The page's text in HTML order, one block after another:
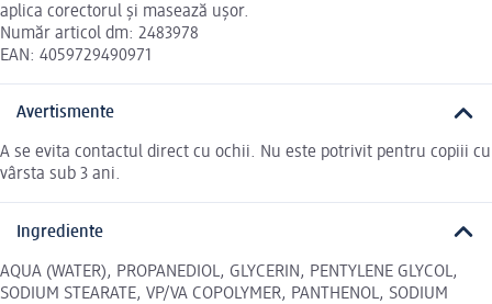
aplica corectorul și masează ușor.
Număr articol dm: 2483978
EAN: 4059729490971
Avertismente
A se evita contactul direct cu ochii. Nu este potrivit pentru copiii cu
vârsta sub 3 ani.
Ingrediente
AQUA (WATER), PROPANEDIOL, GLYCERIN, PENTYLENE GLYCOL,
SODIUM STEARATE, VP/VA COPOLYMER, PANTHENOL, SODIUM